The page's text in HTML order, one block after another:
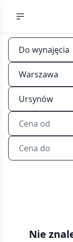
Do wynajęcia
Warszawa
Ursynów
Cena od
Cena do
wynajęcia
Nie